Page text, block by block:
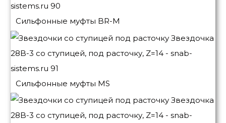
Сильфонные муфты BR-M
Сильфонные муфты MS